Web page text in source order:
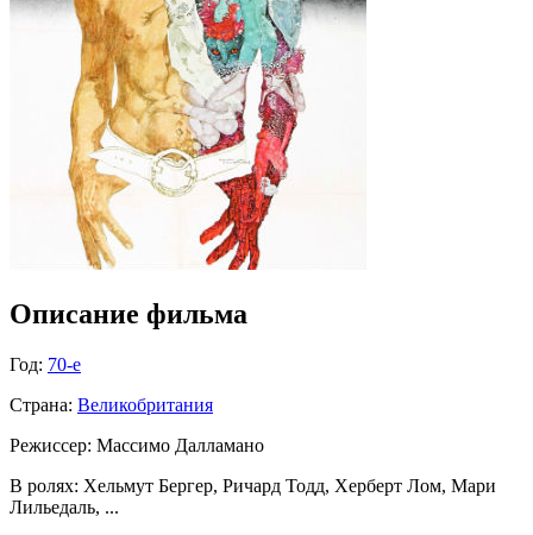
Описание фильма
Год: 70-е
Страна: Великобритания
Режиссер: Массимо Далламано
В ролях: Хельмут Бергер, Ричард Тодд, Херберт Лом, Мари
Лильедаль, ...